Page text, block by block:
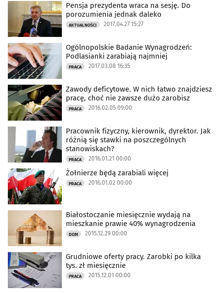
Pensja prezydenta wraca na sesję. Do
porozumienia jednak daleko
AKTUALNOŚCI 2017.04.27 15:27
Ogólnopolskie Badanie Wynagrodzeń:
Podlasianki zarabiają najmniej
PRACA 2017.03.08 16:35
Zawody deficytowe. W nich łatwo znajdziesz
pracę, choć nie zawsze dużo zarobisz
PRACA 2016.02.05 09:00
Pracownik fizyczny, kierownik, dyrektor. Jak
różnią się stawki na poszczególnych
stanowiskach?
PRACA 2016.01.21 00:00
Żołnierze będą zarabiali więcej
PRACA 2016.01.02 00:00
Białostoczanie miesięcznie wydają na
mieszkanie prawie 40% wynagrodzenia
DOM 2015.12.29 00:00
Grudniowe oferty pracy. Zarobki po kilka
tys. zł miesięcznie
PRACA 2015.12.01 00:00